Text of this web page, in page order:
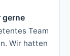
gerne
Team
Wir hatten